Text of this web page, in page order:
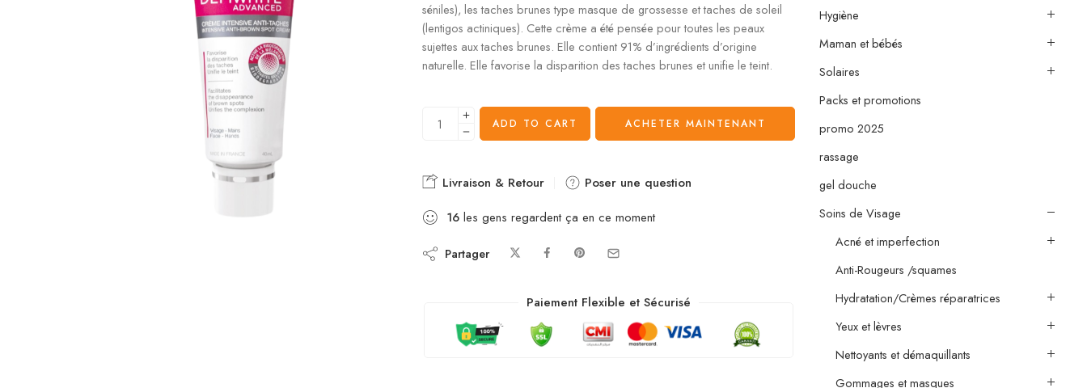
séniles), les taches brunes type masque de grossesse et taches de soleil
(lentigos actiniques). Cette crème a été pensée pour toutes les peaux
sujettes aux taches brunes. Elle contient 91% d’ingrédients d’origine
naturelle. Elle favorise la disparition des taches brunes et unifie le teint.
ADD TO CART ACHETER MAINTENANT
Livraison & Retour
Poser une question
16les gens regardent ça en ce moment
Partager
Paiement Flexible et Sécurisé
Hygiène
Maman et bébés
Solaires
Packs et promotions
promo 2025
rassage
gel douche
Soins de Visage
Acné et imperfection
Anti-Rougeurs /squames
Hydratation/Crèmes réparatrices
Yeux et lèvres
Nettoyants et démaquillants
Gommages et masques